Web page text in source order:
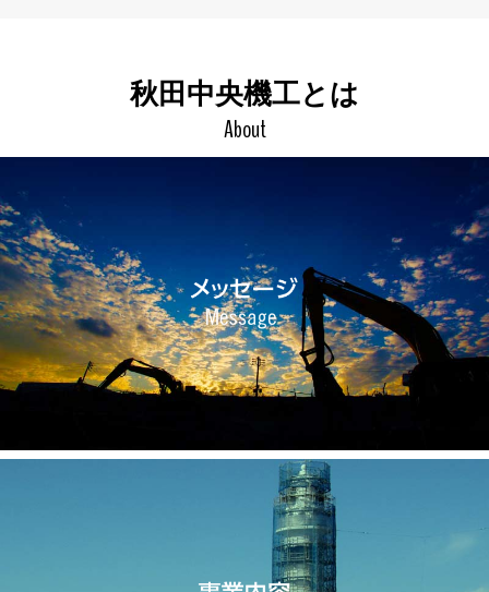
秋田中央機工とは
About